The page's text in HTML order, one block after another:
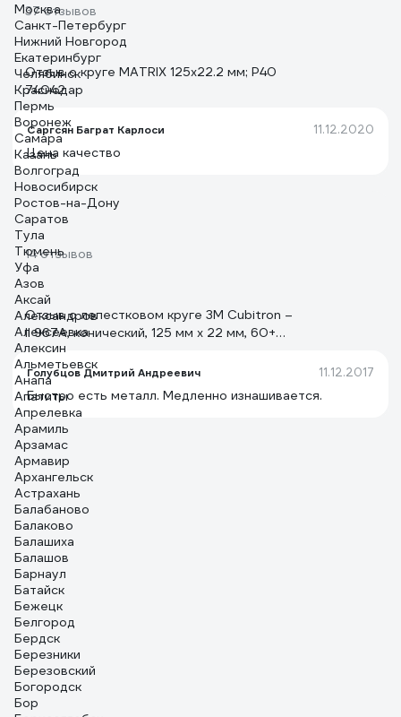
37 отзывов
Отзыв о круге MATRIX 125х22.2 мм; P40
74042
Саргсян Баграт Карлоси 11.12.2020
Цена качество
14 отзывов
Отзыв о лепестковом круге 3М Cubitron –
II 967A, конический, 125 мм х 22 мм, 60+
7100011144
Голубцов Дмитрий Андреевич 11.12.2017
Быстро есть металл. Медленно изнашивается.
Москва
Санкт-Петербург
Нижний Новгород
Екатеринбург
Челябинск
Краснодар
Пермь
Воронеж
Самара
Казань
Волгоград
Новосибирск
Ростов-на-Дону
Саратов
Тула
Тюмень
Уфа
Азов
Аксай
Александров
Алексеевка
Алексин
Альметьевск
Анапа
Апатиты
Апрелевка
Арамиль
Арзамас
Армавир
Архангельск
Астрахань
Балабаново
Балаково
Балашиха
Балашов
Барнаул
Батайск
Бежецк
Белгород
Бердск
Березники
Березовский
Богородск
Бор